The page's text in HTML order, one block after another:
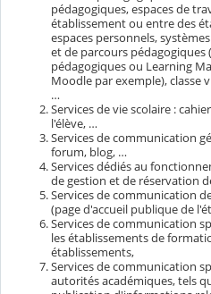
pédagogiques, espaces de
établissement ou entre des
espaces personnels,
et de parcours
pédagogiques ou Learning
Moodle par exemple), classe
…
Services de vie scolaire :
l'élève, …
Services de communication
forum, blog, …
Services dédiés au
de gestion et de réservation
Services de communication
(page d'accueil publique de
Services de communication
les établissements de
établissements,
Services de communication
autorités académiques, tels